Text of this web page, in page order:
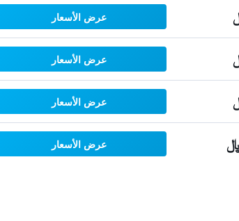
عرض الأسعار
عرض الأسعار
عرض الأسعار
عرض الأسعار